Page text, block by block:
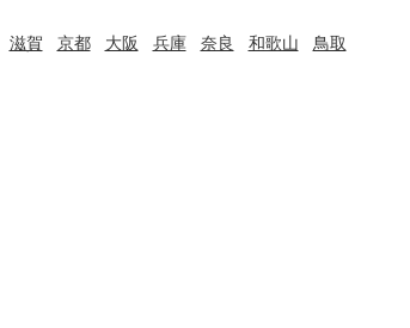
滋賀 京都 大阪 兵庫 奈良 和歌山
鳥取